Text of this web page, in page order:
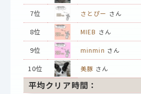
7位 さとぴー さん
8位 MIEB さん
9位 minmin さん
10位 美豚 さん
平均クリア時間：